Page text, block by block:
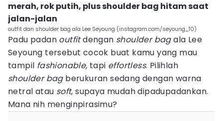
merah, rok putih, plus shoulder bag hitam saat
jalan-jalan
outfit dan shoulder bag ala Lee Seyoung (instagram.com/seyoung_10)
Padu padan outfitdengan shoulder bagala Lee
Seyoung tersebut cocok buat kamu yang mau
tampil fashionable, tapi effortless. Pilihlah
shoulder bagberukuran sedang dengan warna
netral atau soft, supaya mudah dipadupadankan.
Mana nih menginpirasimu?